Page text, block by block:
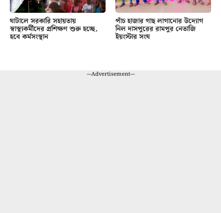
ঘাটালে সরকারি সহায়তায়
স্বাস্থ্যকর্মীদের প্রশিক্ষণ শুরু হচ্ছে,
হবে কর্মসংস্থান
পাঁচ হাজার গাছ লাগানোর উদ্যোগ
নিল দাসপুরের রামপুর নেতাজি
ইয়ংস্টার সংঘ
---Advertisement---